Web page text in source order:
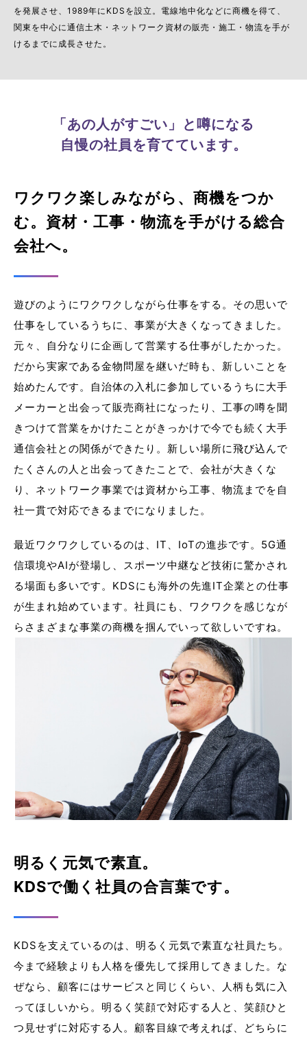
を発展させ、1989年にKDSを設立。電線地中化などに商機を得て、
関東を中心に通信土木・ネットワーク資材の販売・施工・物流を手が
けるまでに成長させた。
「あの人がすごい」と噂になる
自慢の社員を育てています。
ワクワク楽しみながら、商機をつか
む。 資材・工事・物流を手がける総合
会社へ。
遊びのようにワクワクしながら仕事をする。その思いで
仕事をしているうちに、事業が大きくなってきました。
元々、自分なりに企画して営業する仕事がしたかった。
だから実家である金物問屋を継いだ時も、新しいことを
始めたんです。自治体の入札に参加しているうちに大手
メーカーと出会って販売商社になったり、工事の噂を聞
きつけて営業をかけたことがきっかけで今でも続く大手
通信会社との関係ができたり。新しい場所に飛び込んで
たくさんの人と出会ってきたことで、会社が大きくな
り、ネットワーク事業では資材から工事、物流までを自
社一貫で対応できるまでになりました。
最近ワクワクしているのは、IT、IoTの進歩です。5G通
信環境やAIが登場し、スポーツ中継など技術に驚かされ
る場面も多いです。KDSにも海外の先進IT企業との仕事
が生まれ始めています。社員にも、ワクワクを感じなが
らさまざまな事業の商機を掴んでいって欲しいですね。
明るく元気で素直。
KDSで働く社員の合言葉です。
KDSを支えているのは、明るく元気で素直な社員たち。
今まで経験よりも人格を優先して採用してきました。な
ぜなら、顧客にはサービスと同じくらい、人柄も気に入
ってほしいから。明るく笑顔で対応する人と、笑顔ひと
つ見せずに対応する人。顧客目線で考えれば、どちらに